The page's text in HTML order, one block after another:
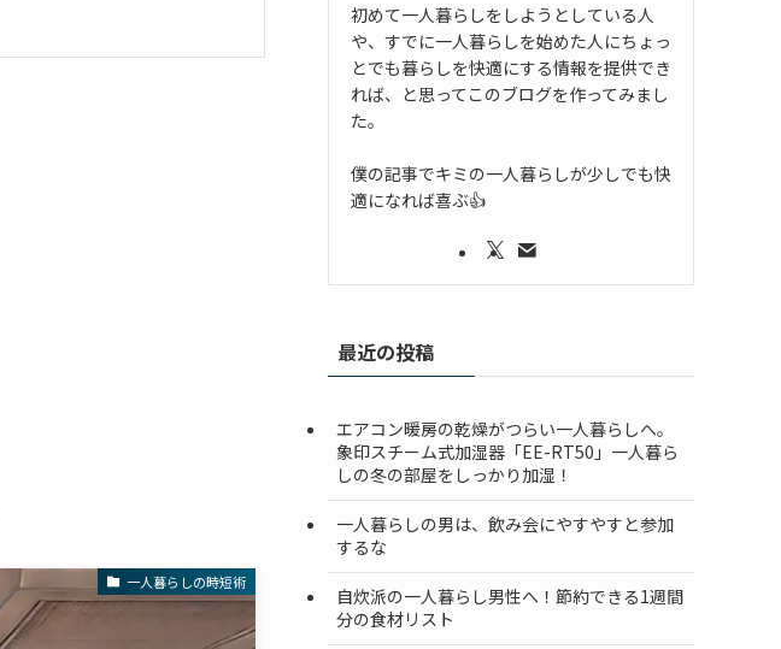
一人暮らしの時短術
初めて一人暮らしをしようとしている人
や、すでに一人暮らしを始めた人にちょっ
とでも暮らしを快適にする情報を提供でき
れば、と思ってこのブログを作ってみまし
た。
僕の記事でキミの一人暮らしが少しでも快
適になれば喜ぶ👍
最近の投稿
エアコン暖房の乾燥がつらい一人暮らしへ。
象印スチーム式加湿器「EE-RT50」一人暮ら
しの冬の部屋をしっかり加湿！
一人暮らしの男は、飲み会にやすやすと参加
するな
自炊派の一人暮らし男性へ！節約できる1週間
分の食材リスト